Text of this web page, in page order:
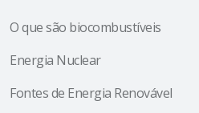
O que são biocombustíveis
Energia Nuclear
Fontes de Energia Renovável